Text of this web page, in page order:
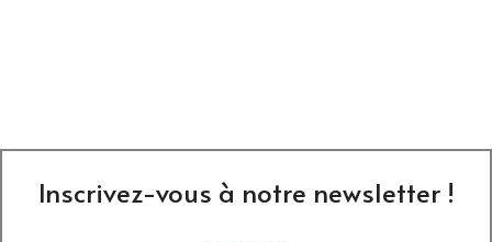
Inscrivez-vous à notre newsletter !